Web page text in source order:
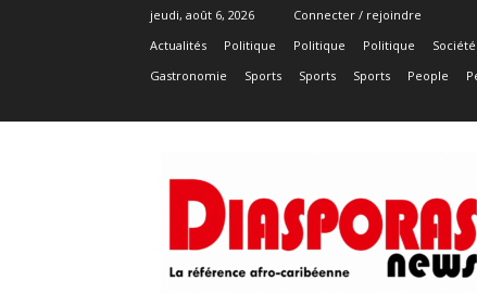
jeudi, août 6, 2026
Connecter / rejoindre
Actualités
Politique Politique Politique Société
Gastronomie
Sports Sports Sports People